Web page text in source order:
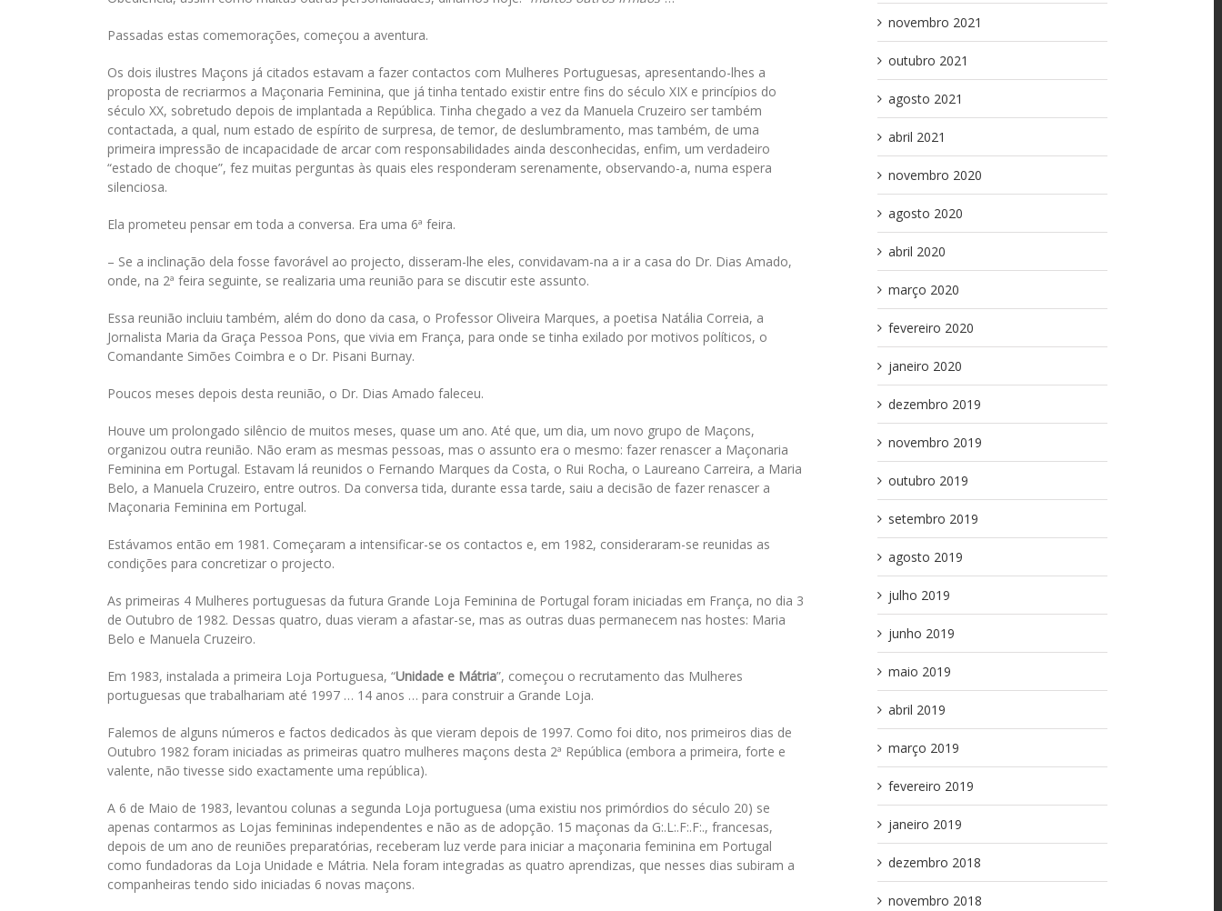
Passadas estas comemorações, começou a aventura.
Os dois ilustres Maçons já citados estavam a fazer contactos com Mulheres Portuguesas, apresentando-lhes a
proposta de recriarmos a Maçonaria Feminina, que já tinha tentado existir entre fins do século XIX e princípios do
século XX, sobretudo depois de implantada a República. Tinha chegado a vez da Manuela Cruzeiro ser também
contactada, a qual, num estado de espírito de surpresa, de temor, de deslumbramento, mas também, de uma
primeira impressão de incapacidade de arcar com responsabilidades ainda desconhecidas, enfim, um verdadeiro
“estado de choque”, fez muitas perguntas às quais eles responderam serenamente, observando-a, numa espera
silenciosa.
Ela prometeu pensar em toda a conversa. Era uma 6ª feira.
– Se a inclinação dela fosse favorável ao projecto, disseram-lhe eles, convidavam-na a ir a casa do Dr. Dias Amado,
onde, na 2ª feira seguinte, se realizaria uma reunião para se discutir este assunto.
Essa reunião incluiu também, além do dono da casa, o Professor Oliveira Marques, a poetisa Natália Correia, a
Jornalista Maria da Graça Pessoa Pons, que vivia em França, para onde se tinha exilado por motivos políticos, o
Comandante Simões Coimbra e o Dr. Pisani Burnay.
Poucos meses depois desta reunião, o Dr. Dias Amado faleceu.
Houve um prolongado silêncio de muitos meses, quase um ano. Até que, um dia, um novo grupo de Maçons,
organizou outra reunião. Não eram as mesmas pessoas, mas o assunto era o mesmo: fazer renascer a Maçonaria
Feminina em Portugal. Estavam lá reunidos o Fernando Marques da Costa, o Rui Rocha, o Laureano Carreira, a Maria
Belo, a Manuela Cruzeiro, entre outros. Da conversa tida, durante essa tarde, saiu a decisão de fazer renascer a
Maçonaria Feminina em Portugal.
Estávamos então em 1981. Começaram a intensificar-se os contactos e, em 1982, consideraram-se reunidas as
condições para concretizar o projecto.
As primeiras 4 Mulheres portuguesas da futura Grande Loja Feminina de Portugal foram iniciadas em França, no dia 3
de Outubro de 1982. Dessas quatro, duas vieram a afastar-se, mas as outras duas permanecem nas hostes: Maria
Belo e Manuela Cruzeiro.
Em 1983, instalada a primeira Loja Portuguesa, “Unidade e Mátria”, começou o recrutamento das Mulheres
portuguesas que trabalhariam até 1997 … 14 anos … para construir a Grande Loja.
Falemos de alguns números e factos dedicados às que vieram depois de 1997. Como foi dito, nos primeiros dias de
Outubro 1982 foram iniciadas as primeiras quatro mulheres maçons desta 2ª República (embora a primeira, forte e
valente, não tivesse sido exactamente uma república).
A 6 de Maio de 1983, levantou colunas a segunda Loja portuguesa (uma existiu nos primórdios do século 20) se
apenas contarmos as Lojas femininas independentes e não as de adopção. 15 maçonas da G:.L:.F:.F:., francesas,
depois de um ano de reuniões preparatórias, receberam luz verde para iniciar a maçonaria feminina em Portugal
como fundadoras da Loja Unidade e Mátria. Nela foram integradas as quatro aprendizas, que nesses dias subiram a
companheiras tendo sido iniciadas 6 novas maçons.
novembro 2021
outubro 2021
agosto 2021
abril 2021
novembro 2020
agosto 2020
abril 2020
março 2020
fevereiro 2020
janeiro 2020
dezembro 2019
novembro 2019
outubro 2019
setembro 2019
agosto 2019
julho 2019
junho 2019
maio 2019
abril 2019
março 2019
fevereiro 2019
janeiro 2019
dezembro 2018
novembro 2018